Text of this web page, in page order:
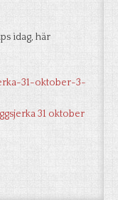
idag, här
31-oktober-3-
31 oktober